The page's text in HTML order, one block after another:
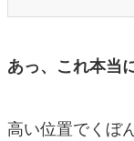
あっ、これ本当
高い位置でくぼ